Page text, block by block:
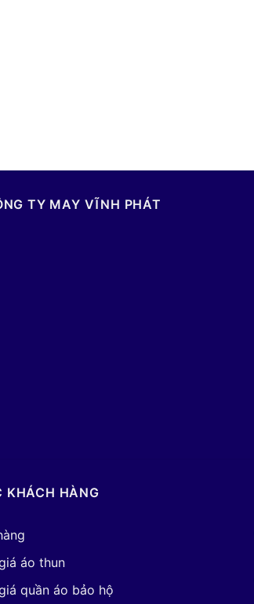
TY MAY VĨNH PHÁT
KHÁCH HÀNG
áo thun
quần áo bảo hộ